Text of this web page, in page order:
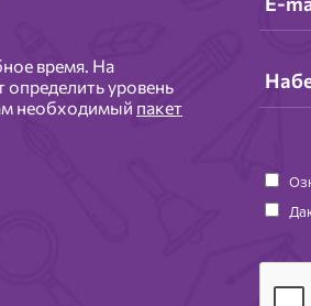
время. На
уровень
необходимый пакет